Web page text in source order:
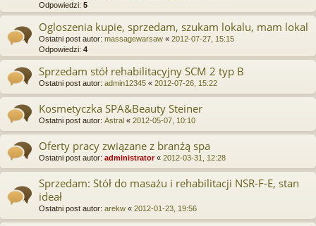
Odpowiedzi: 5
Ogloszenia kupie, sprzedam, szukam lokalu, mam lokal
Ostatni post autor: massagewarsaw « 2012-07-27, 15:15
Odpowiedzi: 4
Sprzedam stół rehabilitacyjny SCM 2 typ B
Ostatni post autor: admin12345 « 2012-07-26, 15:22
Kosmetyczka SPA&Beauty Steiner
Ostatni post autor: Astral « 2012-05-07, 10:10
Oferty pracy związane z branżą spa
Ostatni post autor: administrator« 2012-03-31, 12:28
Sprzedam: Stół do masażu i rehabilitacji NSR-F-E, stan
ideał
Ostatni post autor: arekw « 2012-01-23, 19:56